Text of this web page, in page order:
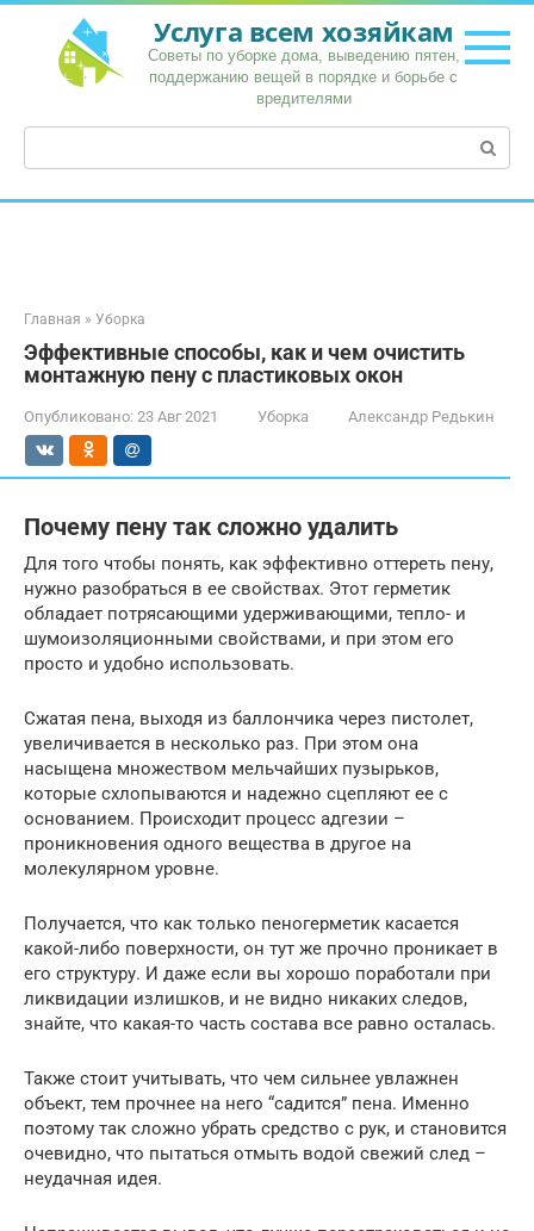
Перейти
контенту
Услуга всем хозяйкам
Советы по уборке дома, выведению пятен,
поддержанию вещей в порядке и борьбе с
вредителями
Поиск:
Главная » Уборка
Эффективные способы, как и чем очистить
монтажную пену с пластиковых окон
Опубликовано: 23 Авг 2021 Уборка Александр Редькин
Почему пену так сложно удалить
Для того чтобы понять, как эффективно оттереть пену,
нужно разобраться в ее свойствах. Этот герметик
обладает потрясающими удерживающими, тепло- и
шумоизоляционными свойствами, и при этом его
просто и удобно использовать.
Сжатая пена, выходя из баллончика через пистолет,
увеличивается в несколько раз. При этом она
насыщена множеством мельчайших пузырьков,
которые схлопываются и надежно сцепляют ее с
основанием. Происходит процесс адгезии –
проникновения одного вещества в другое на
молекулярном уровне.
Получается, что как только пеногерметик касается
какой-либо поверхности, он тут же прочно проникает в
его структуру. И даже если вы хорошо поработали при
ликвидации излишков, и не видно никаких следов,
знайте, что какая-то часть состава все равно осталась.
Также стоит учитывать, что чем сильнее увлажнен
объект, тем прочнее на него “садится” пена. Именно
поэтому так сложно убрать средство с рук, и становится
очевидно, что пытаться отмыть водой свежий след –
неудачная идея.